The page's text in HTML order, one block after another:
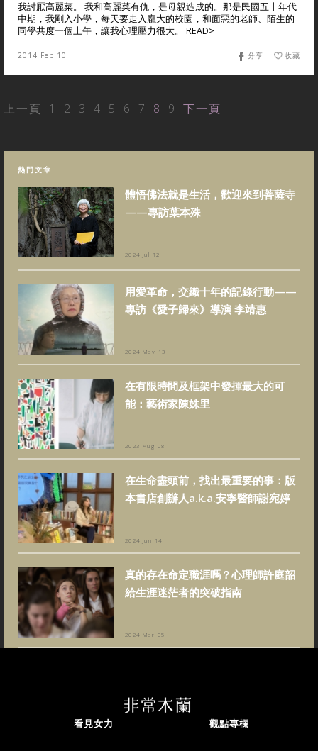
我討厭高麗菜。 我和高麗菜有仇，是母親造成的。那是民國五十年代
中期，我剛入小學，每天要走入龐大的校園，和面惡的老師、陌生的
同學共度一個上午，讓我心理壓力很大。 READ>
2014 Feb 10 收藏
分享
上一頁 1 2 3 4 5 6 7 8 9 下一頁
熱門文章
體悟佛法就是生活，歡迎來到菩薩寺
——專訪葉本殊
2024 Jul 12
用愛革命，交織十年的記錄行動——
專訪《愛子歸來》導演 李靖惠
2024 May 13
在有限時間及框架中發揮最大的可
能：藝術家陳姝里
2023 Aug 08
在生命盡頭前，找出最重要的事：版
本書店創辦人a.k.a.安寧醫師謝宛婷
2024 Jun 14
真的存在命定職涯嗎？心理師許庭韶
給生涯迷茫者的突破指南
2024 Mar 05
看見女力 觀點專欄